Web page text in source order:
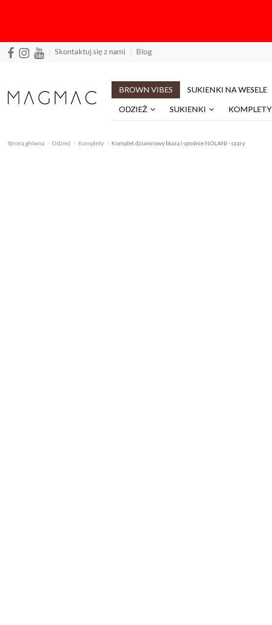
Skontaktuj się z nami Blog
BROWN VIBES SUKIENKI NA WESELE
ODZIEŻ SUKIENKI KOMPLETY
Strona główna Odzież Komplety Komplet dzianinowy bluza i spodnie NOLANI - szary